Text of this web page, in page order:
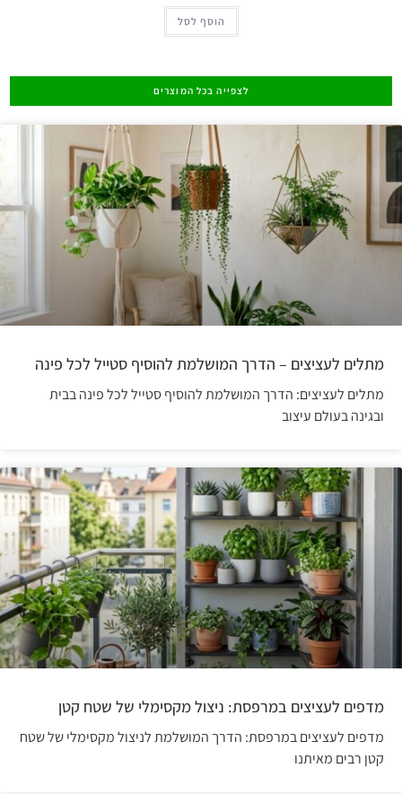
מתלים לעציצים – הדרך המושלמת להוסיף סטייל לכל פינה
מתלים לעציצים: הדרך המושלמת להוסיף סטייל לכל פינה בבית
ובגינה בעולם עיצוב
מדפים לעציצים במרפסת: ניצול מקסימלי של שטח קטן
מדפים לעציצים במרפסת: הדרך המושלמת לניצול מקסימלי של שטח
קטן רבים מאיתנו
הוסף לסל
לצפייה בכל המוצרים